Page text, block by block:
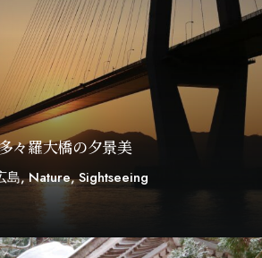
々羅大橋の夕景美
島,Nature,Sightseeing